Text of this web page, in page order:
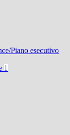
Piano esecutivo
1